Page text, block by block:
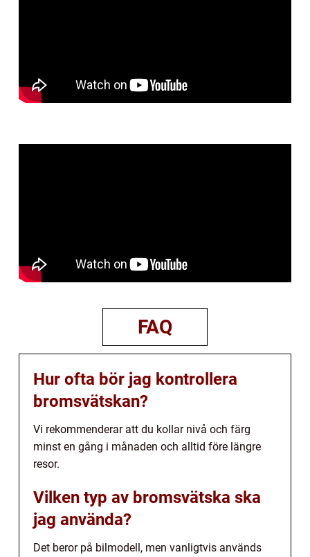
FAQ
Hur ofta bör jag kontrollera
bromsvätskan?
Vi rekommenderar att du kollar nivå och färg
minst en gång i månaden och alltid före längre
resor.
Vilken typ av bromsvätska ska
jag använda?
Det beror på bilmodell, men vanligtvis används